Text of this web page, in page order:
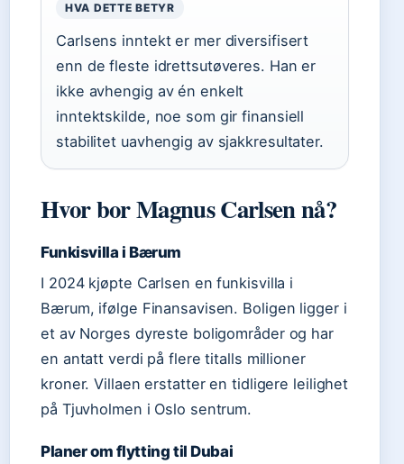
HVA DETTE BETYR
Carlsens inntekt er mer diversifisert
enn de fleste idrettsutøveres. Han er
ikke avhengig av én enkelt
inntektskilde, noe som gir finansiell
stabilitet uavhengig av sjakkresultater.
Hvor bor Magnus Carlsen nå?
Funkisvilla i Bærum
I 2024 kjøpte Carlsen en funkisvilla i
Bærum, ifølge Finansavisen. Boligen ligger i
et av Norges dyreste boligområder og har
en antatt verdi på flere titalls millioner
kroner. Villaen erstatter en tidligere leilighet
på Tjuvholmen i Oslo sentrum.
Planer om flytting til Dubai